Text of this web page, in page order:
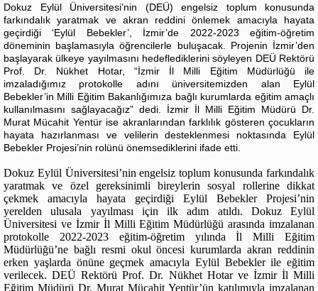
Dokuz Eylül Üniversitesi’nin (DEÜ) engelsiz toplum konusunda
farkındalık yaratmak ve akran reddini önlemek amacıyla hayata
geçirdiği ‘Eylül Bebekler’, İzmir’de 2022-2023 eğitim-öğretim
döneminin başlamasıyla öğrencilerle buluşacak. Projenin İzmir’den
başlayarak ülkeye yayılmasını hedeflediklerini söyleyen DEÜ Rektörü
Prof. Dr. Nükhet Hotar, “İzmir İl Milli Eğitim Müdürlüğü ile
imzaladığımız protokolle adını üniversitemizden alan Eylül
Bebekler’in Milli Eğitim Bakanlığımıza bağlı kurumlarda eğitim amaçlı
kullanılmasını sağlayacağız” dedi. İzmir İl Milli Eğitim Müdürü Dr.
Murat Mücahit Yentür ise akranlarından farklılık gösteren çocukların
hayata hazırlanması ve velilerin desteklenmesi noktasında Eylül
Bebekler Projesi’nin rolünü önemsediklerini ifade etti.
Dokuz Eylül Üniversitesi’nin engelsiz toplum konusunda farkındalık
yaratmak ve özel gereksinimli bireylerin sosyal rollerine dikkat
çekmek amacıyla hayata geçirdiği Eylül Bebekler Projesi’nin
yerelden ulusala yayılması için ilk adım atıldı. Dokuz Eylül
Üniversitesi ve İzmir İl Milli Eğitim Müdürlüğü arasında imzalanan
protokolle 2022-2023 eğitim-öğretim yılında İl Milli Eğitim
Müdürlüğü’ne bağlı resmi okul öncesi kurumlarda akran reddinin
erken yaşlarda önüne geçmek amacıyla Eylül Bebekler ile eğitim
verilecek. DEÜ Rektörü Prof. Dr. Nükhet Hotar ve İzmir İl Milli
Eğitim Müdürü Dr. Murat Mücahit Yentür’ün katılımıyla imzalanan